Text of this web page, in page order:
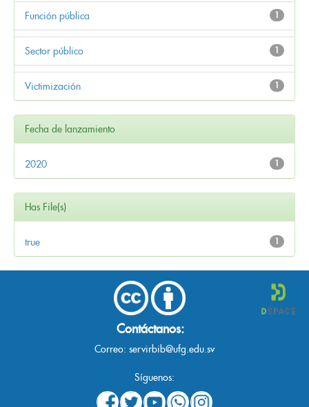
1
Función pública
1
Sector público
1
Victimización
Fecha de lanzamiento
1
2020
Has File(s)
1
true
Contáctanos:
Correo: servirbib@ufg.edu.sv
Síguenos: